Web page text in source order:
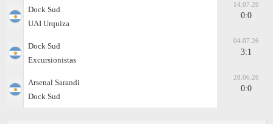
Dock Sud
UAI Urquiza
14.07.26
0:0
Dock Sud
Excursionistas
04.07.26
3:1
Arsenal Sarandi
Dock Sud
28.06.26
0:0